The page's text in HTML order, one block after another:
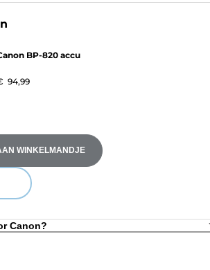
BP-820 accu
94,99
WINKELMANDJE
Canon?